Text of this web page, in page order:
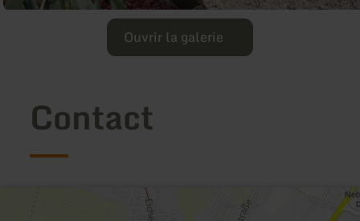
Ouvrir la galerie
Contact